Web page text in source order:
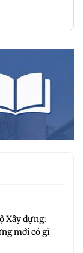
Xây dựng:
mới có gì